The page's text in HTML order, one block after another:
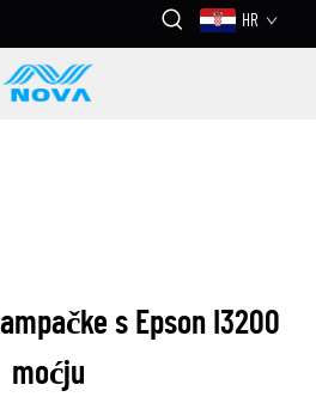
HR
s Epson I3200
moćju